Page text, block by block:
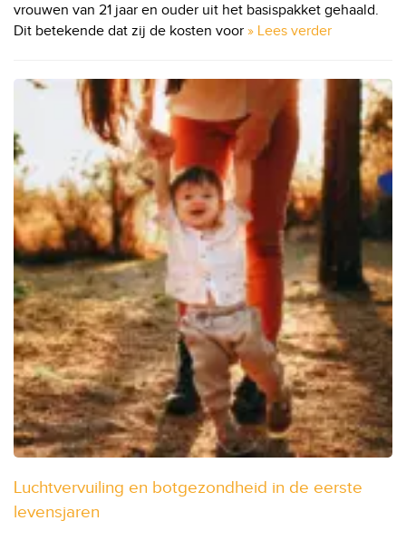
vrouwen van 21 jaar en ouder uit het basispakket gehaald.
Dit betekende dat zij de kosten voor » Lees verder
Luchtvervuiling en botgezondheid in de eerste
levensjaren